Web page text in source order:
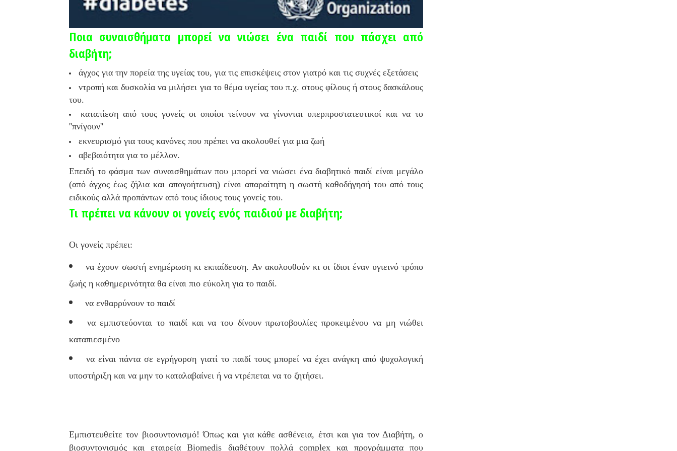
Ποια συναισθήματα μπορεί να νιώσει ένα παιδί που πάσχει από
διαβήτη;
άγχος για την πορεία της υγείας του, για τις επισκέψεις στον γιατρό και τις συχνές εξετάσεις
ντροπή και δυσκολία να μιλήσει για το θέμα υγείας του π.χ. στους φίλους ή στους δασκάλους
του.
καταπίεση από τους γονείς οι οποίοι τείνουν να γίνονται υπερπροστατευτικοί και να το
''πνίγουν''
εκνευρισμό για τους κανόνες που πρέπει να ακολουθεί για μια ζωή
αβεβαιότητα για το μέλλον.
Επειδή το φάσμα των συναισθημάτων που μπορεί να νιώσει ένα διαβητικό παιδί είναι μεγάλο
(από άγχος έως ζήλια και απογοήτευση) είναι απαραίτητη η σωστή καθοδήγησή του από τους
ειδικούς αλλά προπάντων από τους ίδιους τους γονείς του.
Τι πρέπει να κάνουν οι γονείς ενός παιδιού με διαβήτη;
Οι γονείς πρέπει:
να έχουν σωστή ενημέρωση κι εκπαίδευση. Αν ακολουθούν κι οι ίδιοι έναν υγιεινό τρόπο
ζωής η καθημερινότητα θα είναι πιο εύκολη για το παιδί.
να ενθαρρύνουν το παιδί
να εμπιστεύονται το παιδί και να του δίνουν πρωτοβουλίες προκειμένου να μη νιώθει
καταπιεσμένο
να είναι πάντα σε εγρήγορση γιατί το παιδί τους μπορεί να έχει ανάγκη από ψυχολογική
υποστήριξη και να μην το καταλαβαίνει ή να ντρέπεται να το ζητήσει.
Εμπιστευθείτε τον βιοσυντονισμό! Όπως και για κάθε ασθένεια, έτσι και για τον Διαβήτη, ο
βιοσυντονισμός και εταιρεία Biomedis διαθέτουν πολλά complex και προγράμματα που